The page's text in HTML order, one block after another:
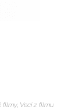
filmy, Veci z filmu